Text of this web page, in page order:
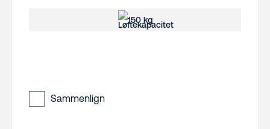
150 kg
Sammenlign